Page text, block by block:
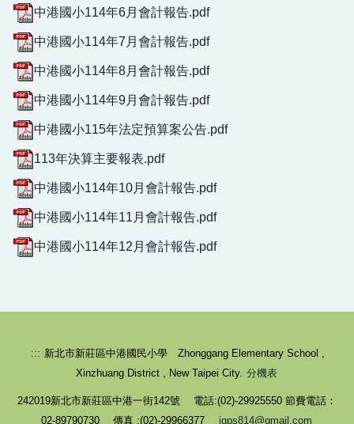
週年紀念專刊
中港國小114年6月會計報告.pdf
中港國小114年7月會計報告.pdf
中港國小114年8月會計報告.pdf
中港國小114年9月會計報告.pdf
中港國小115年法定預算案公告.pdf
113年決算主要報表.pdf
中港國小114年10月會計報告.pdf
中港國小114年11月會計報告.pdf
中港國小114年12月會計報告.pdf
::: 新北市新莊區中港國民小學 Zhonggang Elementary School ,
Xinzhuang District , New Taipei City. 分機表
242019新北市新莊區中港一街142號 電話:(02)-29925550 節費電話：
02-89790730 傳真 :(02)-29966377
jgps814@gmail.com